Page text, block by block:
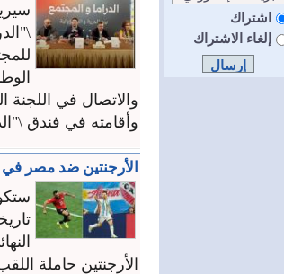
والاتصال في اللجنة
وأقامته في فندق
الأرجنتين ضد مصر
الأرجنتين حاملة
اشتراك
إلغاء الاشتراك